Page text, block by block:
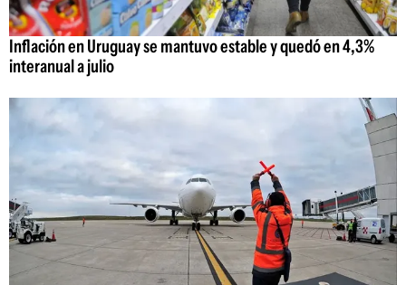
Inflación en Uruguay se mantuvo estable y quedó en 4,3%
interanual a julio